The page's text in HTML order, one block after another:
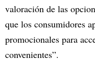
valoración de las
que los consumidores
promocionales para
convenientes”.